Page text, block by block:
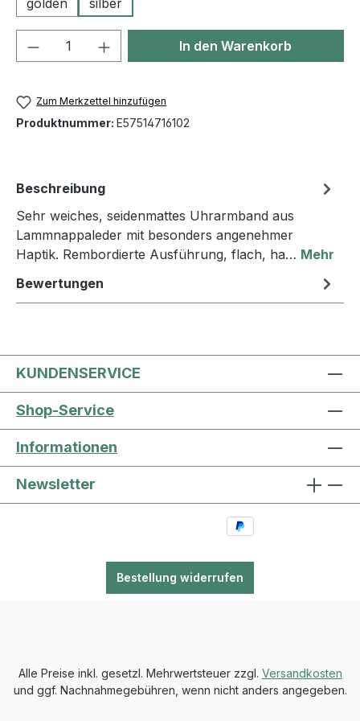
golden
silber
Produkt Anzahl: Gib denIn den Warenkorb
Zum Merkzettel hinzufügen
Produktnummer: E57514716102
Beschreibung
Sehr weiches, seidenmattes Uhrarmband aus
Lammnappaleder mit besonders angenehmer
Haptik. Rembordierte Ausführung, flach, ha… Mehr
Bewertungen
KUNDENSERVICE
Shop-Service
Informationen
Newsletter
Bestellung widerrufen
Alle Preise inkl. gesetzl. Mehrwertsteuer zzgl. Versandkosten
und ggf. Nachnahmegebühren, wenn nicht anders angegeben.